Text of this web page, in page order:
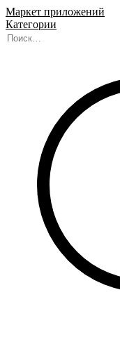
Маркет приложений
Категории